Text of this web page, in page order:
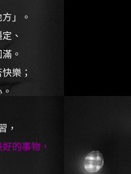
」。
、
。
樂；
，
的事物，